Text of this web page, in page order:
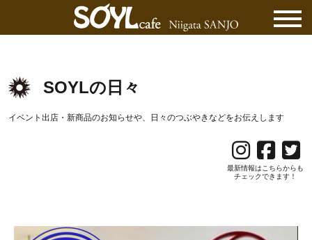
SOYLの日々
イベント出店・新商品のお知らせや、日々のつぶやきなどをお伝えします
最新情報はこちらからも
チェックできます！